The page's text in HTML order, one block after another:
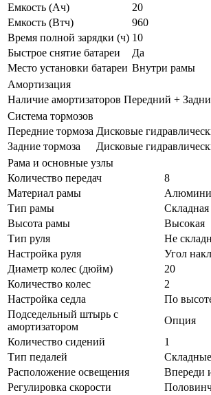
Емкость (Ач)
20
Емкость (Втч)
960
Время полной зарядки (ч) 10
Быстрое снятие батареи
Да
Место установки батареи Внутри рамы
Амортизация
Наличие амортизаторов Передний +
Система тормозов
Передние тормоза Дисковые
Задние тормоза
Дисковые
Рама и основные узлы
Количество передач
8
Материал рамы
Тип рамы
Складная
Высота рамы
Высокая
Тип руля
Не
Настройка руля
Угол
Диаметр колес (дюйм)
20
Количество колес
2
Настройка седла
По
Подседельный штырь с
амортизатором
Опция
Количество сидений
1
Тип педалей
Складные
Расположение освещения
Впереди
Регулировка скорости